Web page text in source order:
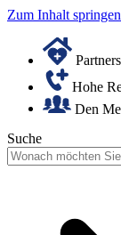
Zum Inhalt springen
Hohe
Den
Suche